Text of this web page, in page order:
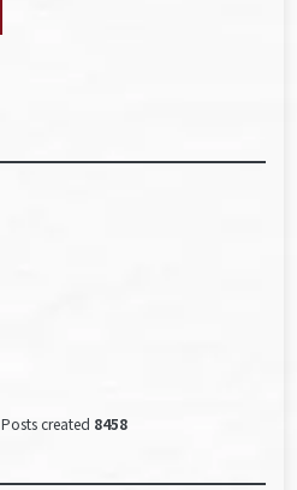
Posts created 8458